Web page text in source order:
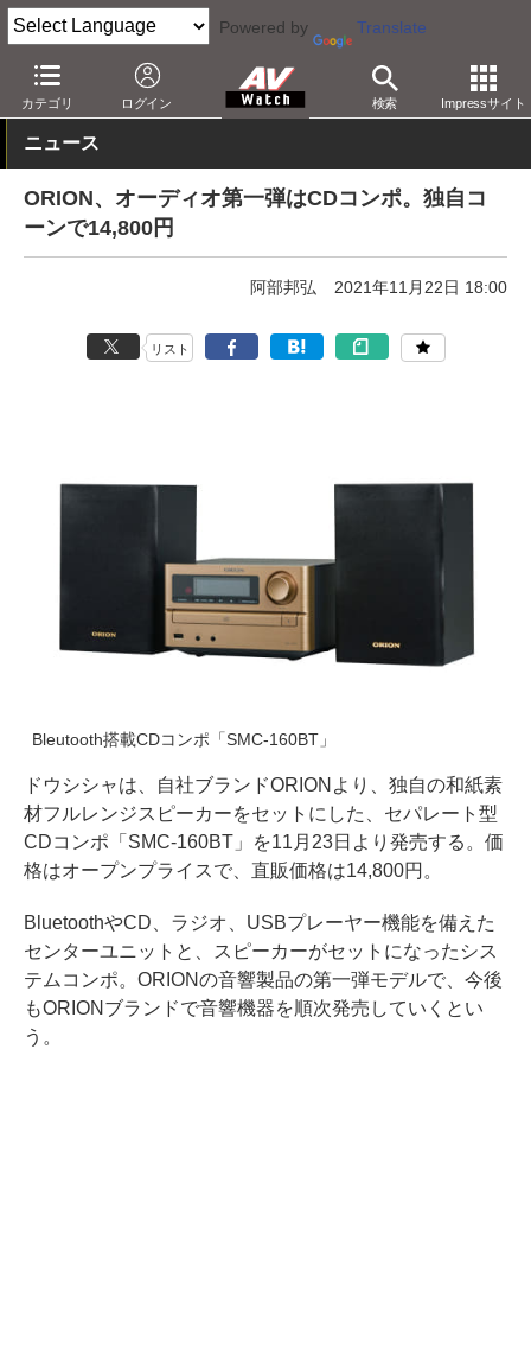
Powered by Translate
カテゴリ ログイン 検索 Impressサイト
AV Watch 製品 ミニコンポ
ニュース
ORION、オーディオ第一弾はCDコンポ。独自コ
ーンで14,800円
阿部邦弘 2021年11月22日 18:00
リスト
Bleutooth搭載CDコンポ「SMC-160BT」
ドウシシャは、自社ブランドORIONより、独自の和紙素
材フルレンジスピーカーをセットにした、セパレート型
CDコンポ「SMC-160BT」を11月23日より発売する。価
格はオープンプライスで、直販価格は14,800円。
BluetoothやCD、ラジオ、USBプレーヤー機能を備えた
センターユニットと、スピーカーがセットになったシス
テムコンポ。ORIONの音響製品の第一弾モデルで、今後
もORIONブランドで音響機器を順次発売していくとい
う。